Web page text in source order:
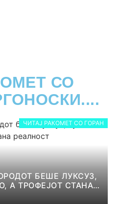
СО
ЧИТАЈ РАКОМЕТ СО ГОРАН
БЕШЕ ЛУКСУЗ,
А ТРОФЕЈОТ СТАНА